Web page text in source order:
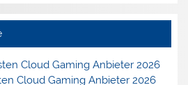
Cloud Gaming Anbieter 2026
Cloud Gaming Anbieter 2026